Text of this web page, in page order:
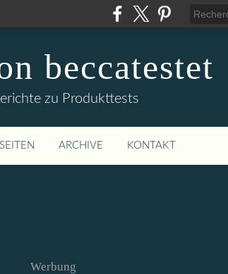
beccatestet
zu Produkttests
SEITEN ARCHIVE KONTAKT
Werbung